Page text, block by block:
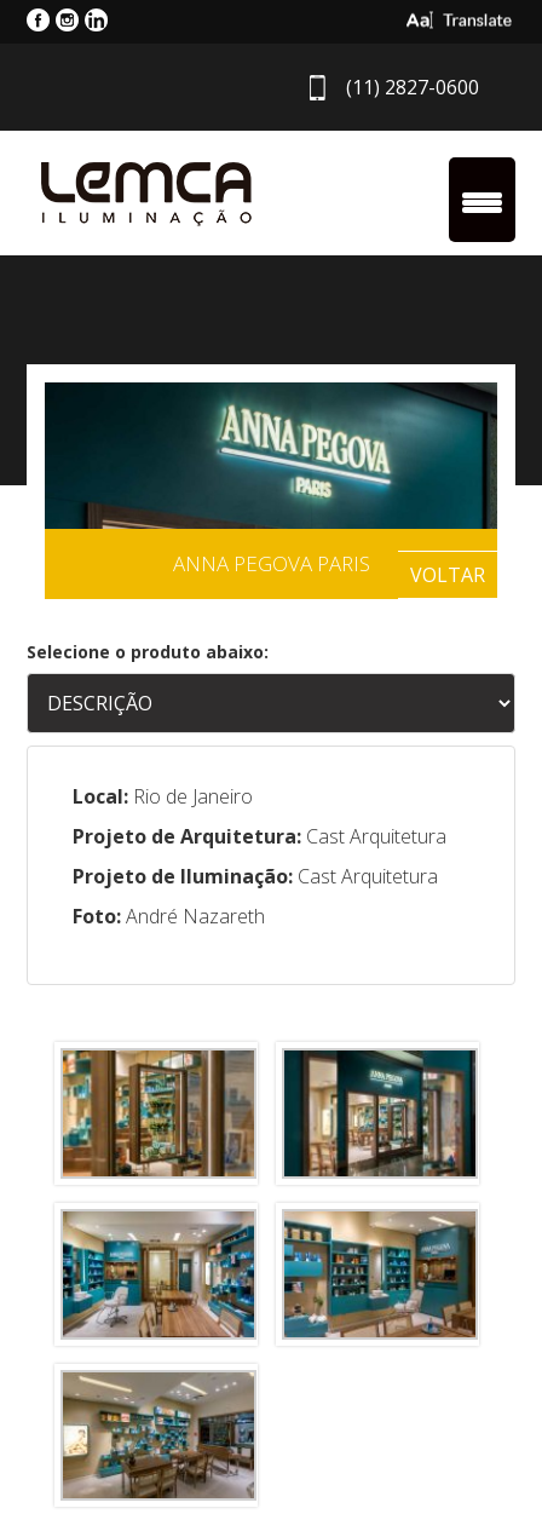
Select
(11) 2827-0600
ANNA PEGOVA PARIS VOLTAR
Selecione o produto abaixo:
Local: Rio de Janeiro
Projeto de Arquitetura: Cast Arquitetura
Projeto de Iluminação: Cast Arquitetura
Foto:André Nazareth